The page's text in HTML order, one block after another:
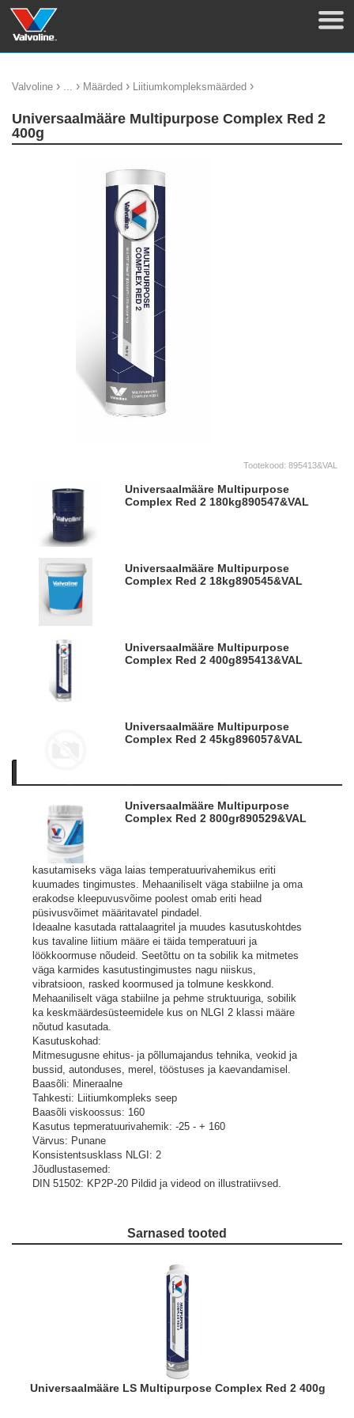
Valvoline › ... › Määrded › Liitiumkompleksmäärded ›
Universaalmääre Multipurpose Complex Red 2
400g
Tootekood: 895413&VAL
Universaalmääre Multipurpose
Complex Red 2 180kg890547&VAL
Universaalmääre Multipurpose
Complex Red 2 18kg890545&VAL
Universaalmääre Multipurpose
Complex Red 2 400g895413&VAL
Universaalmääre Multipurpose
Complex Red 2 45kg896057&VAL
Universaalmääre Multipurpose
Complex Red 2 800gr890529&VAL
Valvoline Multipurpose Complex Red 2 on preemiumklassi
liitiumkompleks tahkestil ja mineraalõil baseeruv määre.
Punane värvus aitab hõlpsasti tuvastada määritud
sõlmedes ja pindadel määrde olemasolu. Sobilik
kasutamiseks väga laias temperatuurivahemikus eriti
kuumades tingimustes. Mehaaniliselt väga stabiilne ja oma
erakodse kleepuvusvõime poolest omab eriti head
püsivusvõimet määritavatel pindadel.
Ideaalne kasutada rattalaagritel ja muudes kasutuskohtdes
kus tavaline liitium määre ei täida temperatuuri ja
löökkoormuse nõudeid. Seetõttu on ta sobilik ka mitmetes
väga karmides kasutustingimustes nagu niiskus,
vibratsioon, rasked koormused ja tolmune keskkond.
Mehaaniliselt väga stabiilne ja pehme struktuuriga, sobilik
ka keskmäärdesüsteemidele kus on NLGI 2 klassi määre
nõutud kasutada.
Kasutuskohad:
Mitmesugusne ehitus- ja põllumajandus tehnika, veokid ja
bussid, autonduses, merel, tööstuses ja kaevandamisel.
Baasõli: Mineraalne
Tahkesti: Liitiumkompleks seep
Baasõli viskoossus: 160
Kasutus tepmeratuurivahemik: -25 - + 160
Värvus: Punane
Konsistentsusklass NLGI: 2
Jõudlustasemed:
DIN 51502: KP2P-20 Pildid ja videod on illustratiivsed.
Sarnased tooted
Universaalmääre LS Multipurpose Complex Red 2 400g